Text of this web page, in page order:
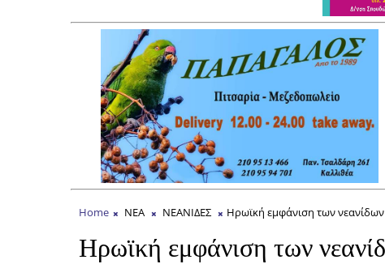
Home ΝΕΑ ΝΕΑΝΙΔΕΣ Ηρωϊκή εμφάνιση των
Ηρωϊκή εμφάνιση των